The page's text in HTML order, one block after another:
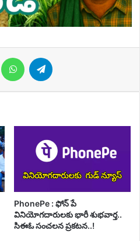
Pinterest WhatsApp
PhonePe : ఫోన్ పే
వినియోగదారులకు భారీ శుభవార్త..
సిఈఓ సంచలన ప్రకటన..!